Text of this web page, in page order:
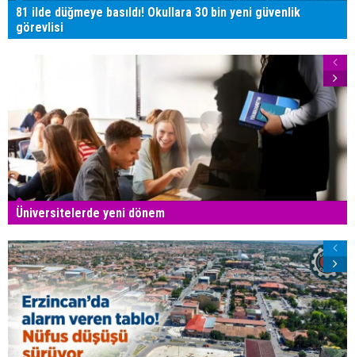
81 ilde düğmeye basıldı! Okullara 30 bin yeni güvenlik
görevlisi
Üniversitelerde yeni dönem